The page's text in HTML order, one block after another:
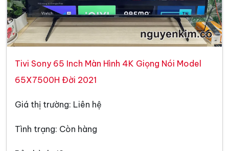
Tivi Sony 65 Inch Màn Hình 4K Giọng Nói Model
65X7500H Đời 2021
Giá thị trường: Liên hệ
Tình trạng: Còn hàng